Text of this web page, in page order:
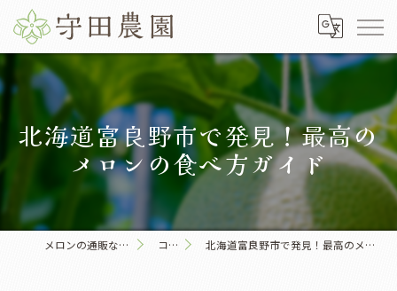
北海道富良野市で発見！最高の
メロンの食べ方ガイド
メロンの通販なら守田農園 コラム 北海道富良野市で発見！最高のメロンの食べ方ガイド